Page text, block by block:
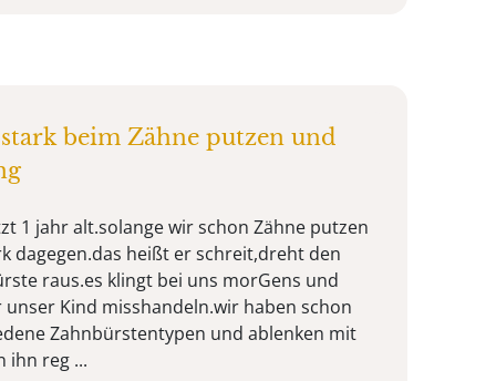
beim Zähne putzen und
1 jahr alt.solange wir schon Zähne putzen
dagegen.das heißt er schreit,dreht den
raus.es klingt bei uns morGens und
Kind misshandeln.wir haben schon
Zahnbürstentypen und ablenken mit
ihn reg ...